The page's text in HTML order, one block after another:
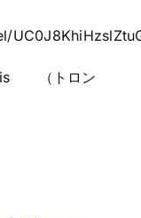
（トロン